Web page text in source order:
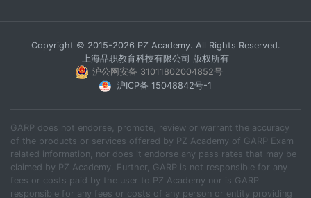
沪公网安备 31011802004852号
沪ICP备 15048842号-1
Copyright © 2015-2026 PZ Academy. All Rights Reserved.
上海品职教育科技有限公司 版权所有
GARP does not endorse, promote, review or warrant the accuracy
of the products or services offered by PZ Academy of GARP Exam
related information, nor does it endorse any pass rates that may be
claimed by PZ Academy. Further, GARP is not responsible for any
fees or costs paid by the user to PZ Academy nor is GARP
responsible for any fees or costs of any person or entity providing